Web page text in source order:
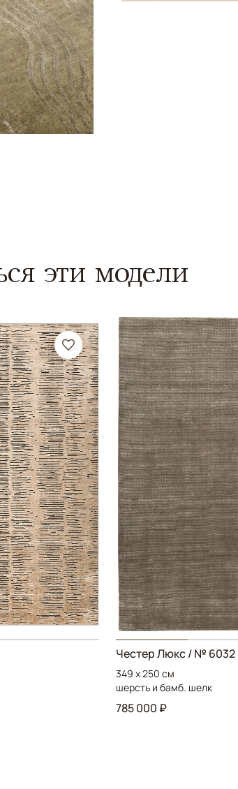
эти модели
Честер Люкс / № 6032
349 x 250 см
шерсть и бамб. шелк
785 000 ₽